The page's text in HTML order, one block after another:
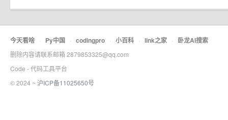
今天看啥 · Py中国 · codingpro · 小百科 · link之家 · 卧龙AI搜索
删除内容请联系邮箱 2879853325@qq.com
Code - 代码工具平台
© 2024 ~ 沪ICP备11025650号